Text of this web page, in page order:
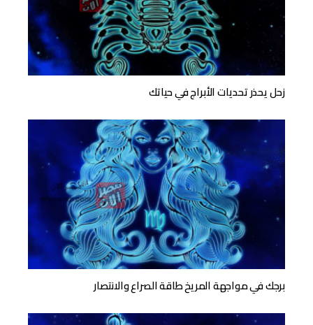
زحل يحذر تحديات الأبراج في حياتك
برجك في مواجهة المريخ طاقة الصراع والانتصار